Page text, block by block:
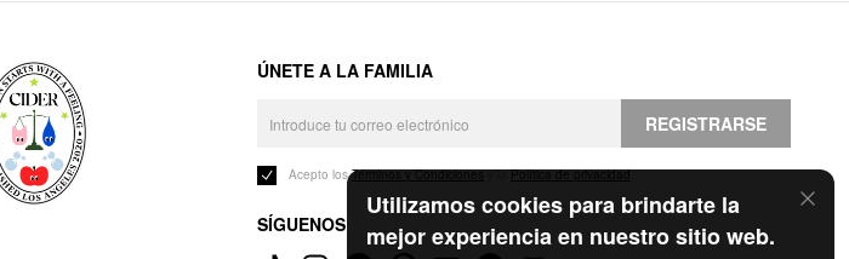
Utilizamos cookies para brindarte la
mejor experiencia en nuestro sitio web.
ÚNETE A LA FAMILIA
REGISTRARSE
Acepto losTérminos y Condicionesy laPolítica de privacidad.
SÍGUENOS